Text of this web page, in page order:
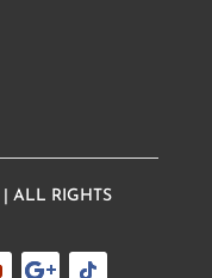
| ALL RIGHTS